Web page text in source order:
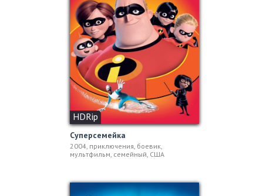
HDRip
Суперсемейка
2004, приключения, боевик,
мультфильм, семейный, США